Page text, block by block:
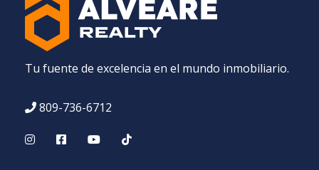
Tu fuente de excelencia en el mundo inmobiliario.
809-736-6712